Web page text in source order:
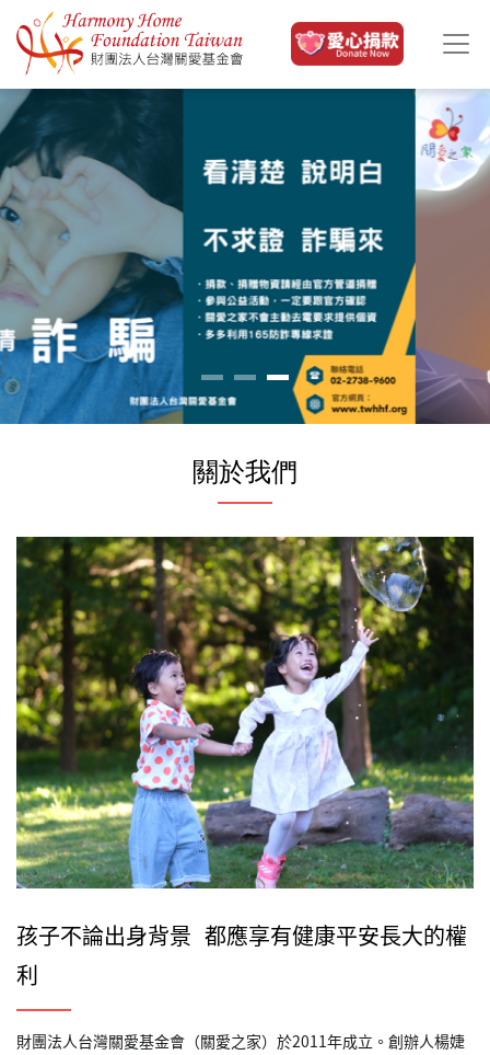
移至主內容
關於我們
孩子不論出身背景 都應享有健康平安長大的權
利
財團法人台灣關愛基金會（關愛之家）於2011年成立。創辦人楊婕